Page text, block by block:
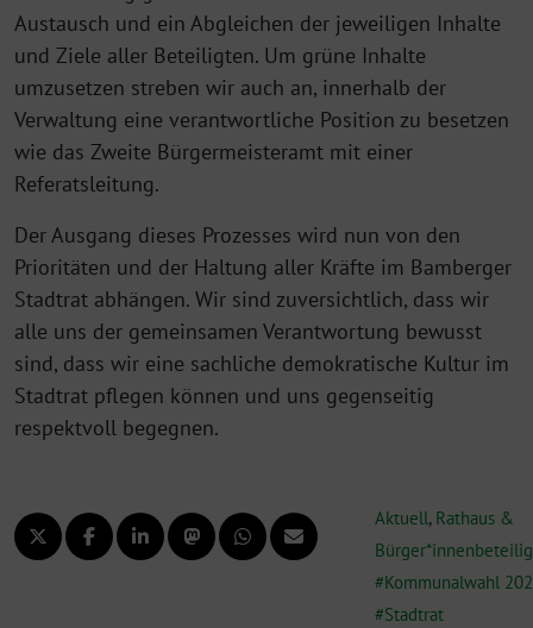
Austausch und ein Abgleichen der jeweiligen Inhalte
und Ziele aller Beteiligten. Um grüne Inhalte
umzusetzen streben wir auch an, innerhalb der
Verwaltung eine verantwortliche Position zu besetzen
wie das Zweite Bürgermeisteramt mit einer
Referatsleitung.
Der Ausgang dieses Prozesses wird nun von den
Prioritäten und der Haltung aller Kräfte im Bamberger
Stadtrat abhängen. Wir sind zuversichtlich, dass wir
alle uns der gemeinsamen Verantwortung bewusst
sind, dass wir eine sachliche demokratische Kultur im
Stadtrat pflegen können und uns gegenseitig
respektvoll begegnen.
Aktuell, Rathaus &
Kommunalwahl
Stadtrat